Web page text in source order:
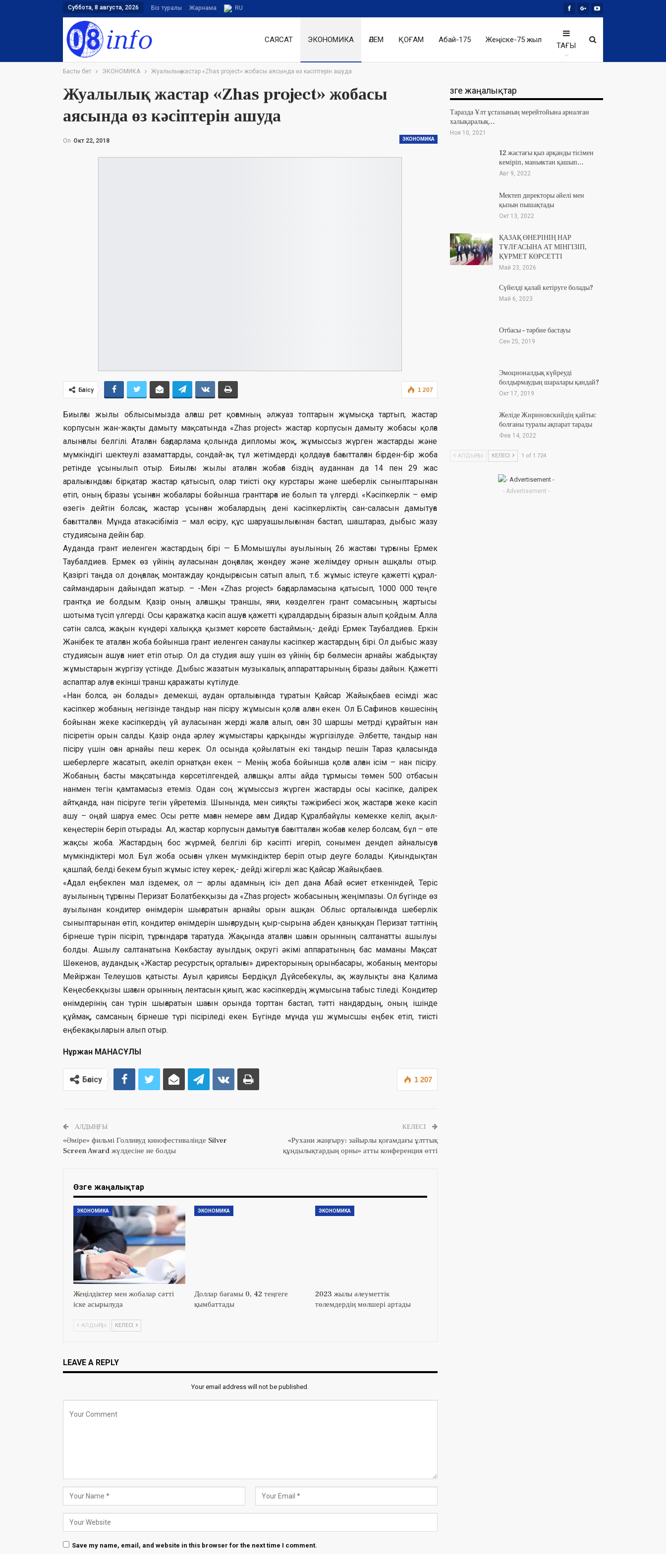
Суббота, 8 августа, 2026 Біз туралы Жарнама RU
САЯСАТ ЭКОНОМИКА ӘЛЕМ ҚОҒАМ Абай-175 Жеңіске-75 жыл
ТАҒЫ
Басты бет ЭКОНОМИКА Жуалылық жастар «Zhas project» жобасы аясында өз кәсіптерін ашуда
Жуалылық жастар «Zhas project» жобасы
аясында өз кәсіптерін ашуда
ЭКОНОМИКА
On Окт 22, 2018
1 207
Бөлісу
Биылғы жылы облысымызда алғаш рет қоғамның әлжуаз топтарын жұмысқа тартып, жастар
корпусын жан-жақты дамыту мақсатында «Zhas project» жастар корпусын дамыту жобасы қолға
алынғалы белгілі. Аталған бағдарлама қолында дипломы жоқ, жұмыссыз жүрген жастарды және
мүмкіндігі шектеулі азаматтарды, сондай-ақ тұл жетімдерді қолдауға бағытталған бірден-бір жоба
ретінде ұсынылып отыр. Биылғы жылы аталған жобаға біздің ауданнан да 14 пен 29 жас
аралығындағы бірқатар жастар қатысып, олар тиісті оқу курстары және шеберлік сыныптарынан
өтіп, оның біразы ұсынған жобалары бойынша гранттарға ие болып та үлгерді. «Кәсіпкерлік – өмір
өзегі» дейтін болсақ, жастар ұсынған жобалардың дені кәсіпкерліктің сан-саласын дамытуға
бағытталған. Мұнда атакәсібіміз – мал өсіру, құс шаруашылығынан бастап, шаштараз, дыбыс жазу
студиясына дейін бар.
Ауданда грант иеленген жастардың бірі — Б.Момышұлы ауылының 26 жастағы тұрғыны Ермек
Таубалдиев. Ермек өз үйінің ауласынан доңғалақ жөндеу және желімдеу орнын ашқалы отыр.
Қазіргі таңда ол доңғалақ монтаждау қондырғысын сатып алып, т.б. жұмыс істеуге қажетті құрал-
саймандарын дайындап жатыр. – -Мен «Zhas project» бағдарламасына қатысып, 1000 000 теңге
грантқа ие болдым. Қазір оның алғашқы траншы, яғни, көзделген грант сомасының жартысы
шотыма түсіп үлгерді. Осы қаражатқа кәсіп ашуға қажетті құралдардың біразын алып қойдым. Алла
сәтін салса, жақын күндері халыққа қызмет көрсете бастаймын,- дейді Ермек Таубалдиев. Еркін
Жәнібек те аталған жоба бойынша грант иеленген санаулы кәсіпкер жастардың бірі. Ол дыбыс жазу
студиясын ашуға ниет етіп отыр. Ол да студия ашу үшін өз үйінің бір бөлмесін арнайы жабдықтау
жұмыстарын жүргізу үстінде. Дыбыс жазатын музыкалық аппараттарының біразы дайын. Қажетті
аспаптар алуға екінші транш қаражаты күтілуде.
«Нан болса, ән болады» демекші, аудан орталығында тұратын Қайсар Жайықбаев есімді жас
кәсіпкер жобаның негізінде тандыр нан пісіру жұмысын қолға алған екен. Ол Б.Сафинов көшесінің
бойынан жеке кәсіпкердің үй ауласынан жерді жалға алып, оған 30 шаршы метрді құрайтын нан
пісіретін орын салды. Қазір онда әрлеу жұмыстары қарқынды жүргізілуде. Әлбетте, тандыр нан
пісіру үшін оған арнайы пеш керек. Ол осында қойылатын екі тандыр пешін Тараз қаласында
шеберлерге жасатып, әкеліп орнатқан екен. – Менің жоба бойынша қолға алған ісім – нан пісіру.
Жобаның басты мақсатында көрсетілгендей, алғашқы алты айда тұрмысы төмен 500 отбасын
нанмен тегін қамтамасыз етеміз. Одан соң жұмыссыз жүрген жастарды осы кәсіпке, дәлірек
айтқанда, нан пісіруге тегін үйретеміз. Шынында, мен сияқты тәжірибесі жоқ жастарға жеке кәсіп
ашу – оңай шаруа емес. Осы ретте маған немере ағам Дидар Құралбайұлы көмекке келіп, ақыл-
кеңестерін беріп отырады. Ал, жастар корпусын дамытуға бағытталған жобаға келер болсам, бұл – өте
жақсы жоба. Жастардың бос жүрмей, белгілі бір кәсіпті игеріп, сонымен дендеп айналысуға
мүмкіндіктері мол. Бұл жоба осыған үлкен мүмкіндіктер беріп отыр деуге болады. Қиындықтан
қашпай, белді бекем буып жұмыс істеу керек,- дейді жігерлі жас Қайсар Жайықбаев.
«Адал еңбекпен мал іздемек, ол — арлы адамның ісі» деп дана Абай өсиет еткеніндей, Теріс
ауылының тұрғыны Перизат Болатбекқызы да «Zhas project» жобасының жеңімпазы. Ол бүгінде өз
ауылынан кондитер өнімдерін шығаратын арнайы орын ашқан. Облыс орталығында шеберлік
сыныптарынан өтіп, кондитер өнімдерін шығарудың қыр-сырына әбден қаныққан Перизат тәттінің
бірнеше түрін пісіріп, тұрғындарға таратуда. Жақында аталған шағын орынның салтанатты ашылуы
болды. Ашылу салтанатына Көкбастау ауылдық округі әкімі аппаратының бас маманы Мақсат
Шөкенов, аудандық «Жастар ресурстық орталығы» директорының орынбасары, жобаның менторы
Мейіржан Телеушов қатысты. Ауыл қариясы Бердіқұл Дүйсебекұлы, ақ жаулықты ана Қалима
Кеңесбекқызы шағын орынның лентасын қиып, жас кәсіпкердің жұмысына табыс тіледі. Кондитер
өнімдерінің сан түрін шығаратын шағын орында торттан бастап, тәтті нандардың, оның ішінде
құймақ, самсаның бірнеше түрі пісіріледі екен. Бүгінде мұнда үш жұмысшы еңбек етіп, тиісті
еңбекақыларын алып отыр.
Нұржан МАНАСҰЛЫ
1 207
Бөлісу
АЛДЫҢҒЫ
«Әміре» фильмі Голливуд кинофестивалінде Silver
Screen Award жүлдесіне ие болды
КЕЛЕСІ
«Рухани жаңғыру: зайырлы қоғамдағы ұлттық
құндылықтардың орны» атты конференция өтті
Өзге жаңалықтар
ЭКОНОМИКА
Жеңілдіктер мен жобалар сәтті
іске асырылуда
ЭКОНОМИКА
Доллар бағамы 0, 42 теңгеге
қымбаттады
ЭКОНОМИКА
2023 жылы әлеуметтік
төлемдердің мөлшері артады
АЛДЫҢҒЫ КЕЛЕСІ
LEAVE A REPLY
Your email address will not be published.
Save my name, email, and website in this browser for the next time I comment.
Өзге жаңалықтар
Таразда Ұлт ұстазының мерейтойына арналған
халықаралық…
Ноя 10, 2021
12 жастағы қыз арқанды тісімен
кеміріп, маньяктан қашып…
Авг 9, 2022
Мектеп директоры әйелі мен
қызын пышақтады
Окт 13, 2022
ҚАЗАҚ ӨНЕРІНІҢ НАР
ТҰЛҒАСЫНА АТ МІНГІЗІП,
ҚҰРМЕТ КӨРСЕТТІ
Май 23, 2026
Сүйелді қалай кетіруге болады?
Май 6, 2023
Отбасы – тәрбие бастауы
Сен 25, 2019
Эмоционалдық күйреуді
болдырмаудың шаралары қандай?
Окт 17, 2019
Желіде Жириновскийдің қайтыс
болғаны туралы ақпарат тарады
Фев 14, 2022
АЛДЫҢҒЫ КЕЛЕСІ 1 of 1 724
- Advertisement -